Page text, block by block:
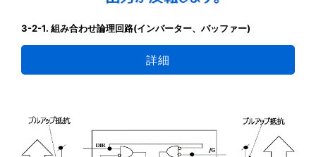
3-2-1. 組み合わせ論理回路(インバーター、バッファー)
詳細